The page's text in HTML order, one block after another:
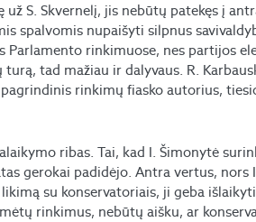
S. Skvernelį, jis nebūtų patekęs į
spalvomis nupaišyti silpnus
Parlamento rinkimuose, nes partijos
tad mažiau ir dalyvaus. R.
rinkimų fiasko autorius,
ribas. Tai, kad I. Šimonytė
gerokai padidėjo. Antra vertus, nors
su konservatoriais, ji geba
rinkimus, nebūtų aišku, ar